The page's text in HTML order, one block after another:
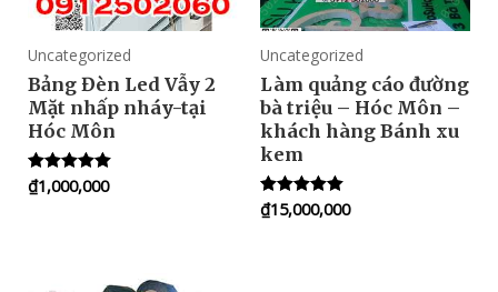
Uncategorized
Bảng Đèn Led Vẫy 2
Mặt nhấp nháy-tại
Hóc Môn
Rated
5.00
₫1,000,000
Uncategorized
Làm quảng cáo đường
bà triệu – Hóc Môn –
khách hàng Bánh xu
kem
Rated
5.00
₫15,000,000